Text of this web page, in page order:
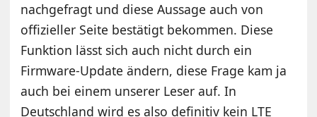
nachgefragt und diese Aussage auch von
offizieller Seite bestätigt bekommen. Diese
Funktion lässt sich auch nicht durch ein
Firmware-Update ändern, diese Frage kam ja
auch bei einem unserer Leser auf. In
Deutschland wird es also definitiv kein LTE